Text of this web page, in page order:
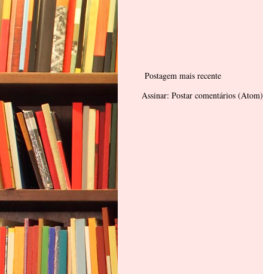
Postagem mais recente
Assinar: Postar comentários (Atom)